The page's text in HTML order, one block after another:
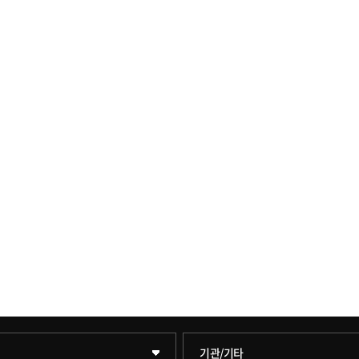
기관/기타
학술정보원(도서관)